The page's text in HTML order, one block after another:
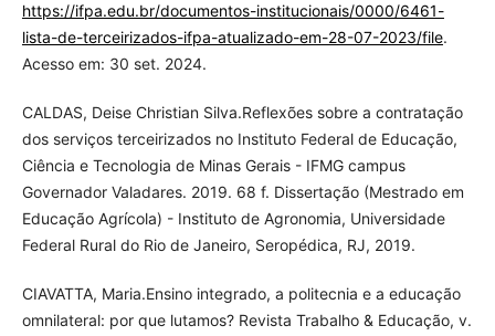
https://ifpa.edu.br/documentos-institucionais/0000/6461-
lista-de-terceirizados-ifpa-atualizado-em-28-07-2023/file.
Acesso em: 30 set. 2024.
CALDAS, Deise Christian Silva.Reflexões sobre a contratação
dos serviços terceirizados no Instituto Federal de Educação,
Ciência e Tecnologia de Minas Gerais - IFMG campus
Governador Valadares. 2019. 68 f. Dissertação (Mestrado em
Educação Agrícola) - Instituto de Agronomia, Universidade
Federal Rural do Rio de Janeiro, Seropédica, RJ, 2019.
CIAVATTA, Maria.Ensino integrado, a politecnia e a educação
omnilateral: por que lutamos? Revista Trabalho & Educação, v.